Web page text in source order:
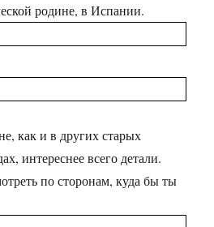
родине, в Испании.
как и в других старых
интереснее всего детали.
по сторонам, куда бы ты